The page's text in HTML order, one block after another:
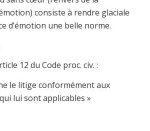
consiste à rendre glaciale
d’émotion une belle norme.
12 du Code proc. civ. :
le litige conformément aux
lui sont applicables »